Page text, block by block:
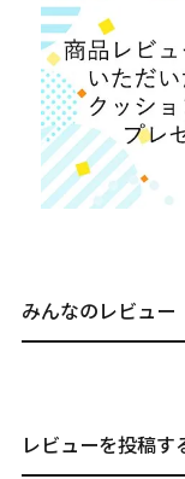
みんなのレビュー
レビューを投稿す